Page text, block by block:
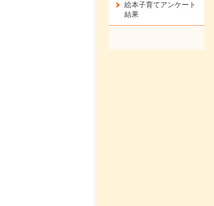
絵本子育てアンケート
結果